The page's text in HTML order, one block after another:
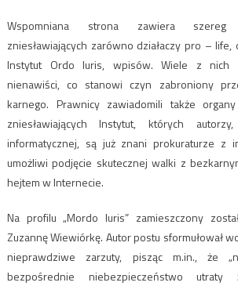
Wspomniana strona zawiera
zniesławiających zarówno działaczy pro –
Instytut Ordo Iuris, wpisów. Wiele z nich
nienawiści, co stanowi czyn zabroniony
karnego. Prawnicy zawiadomili także
zniesławiających Instytut, których
informatycznej, są już znani prokuraturze z
umożliwi podjęcie skutecznej walki z
hejtem w Internecie.
Na profilu „Mordo Iuris” zamieszczony
Zuzannę Wiewiórkę. Autor postu sformułował
nieprawdziwe zarzuty, pisząc m.in., że
bezpośrednie niebezpieczeństwo utraty